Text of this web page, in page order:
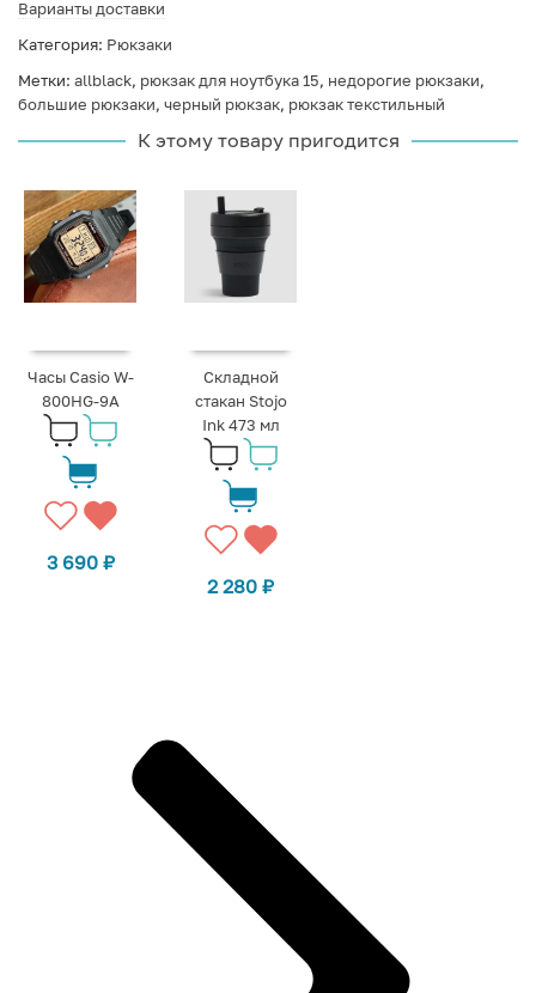
Варианты доставки
Категория: Рюкзаки
Метки: allblack, рюкзак для ноутбука 15, недорогие рюкзаки,
большие рюкзаки, черный рюкзак, рюкзак текстильный
К этому товару пригодится
Часы Casio W-
800HG-9A
3 690 ₽
Складной
стакан Stojo
Ink 473 мл
2 280₽